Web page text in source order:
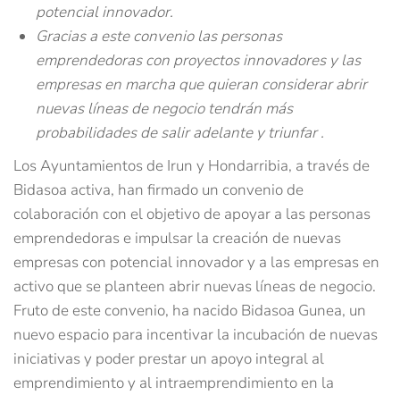
potencial innovador.
Gracias a este convenio las personas
emprendedoras con proyectos innovadores y las
empresas en marcha que quieran considerar abrir
nuevas líneas de negocio tendrán más
probabilidades de salir adelante y triunfar .
Los Ayuntamientos de Irun y Hondarribia, a través de
Bidasoa activa, han firmado un convenio de
colaboración con el objetivo de apoyar a las personas
emprendedoras e impulsar la creación de nuevas
empresas con potencial innovador y a las empresas en
activo que se planteen abrir nuevas líneas de negocio.
Fruto de este convenio, ha nacido Bidasoa Gunea, un
nuevo espacio para incentivar la incubación de nuevas
iniciativas y poder prestar un apoyo integral al
emprendimiento y al intraemprendimiento en la